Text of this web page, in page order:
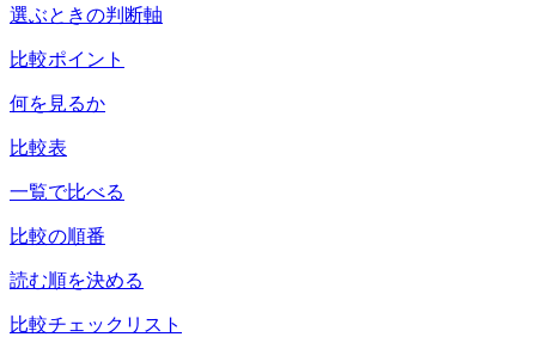
選ぶときの判断軸
比較ポイント
何を見るか
比較表
一覧で比べる
比較の順番
読む順を決める
比較チェックリスト